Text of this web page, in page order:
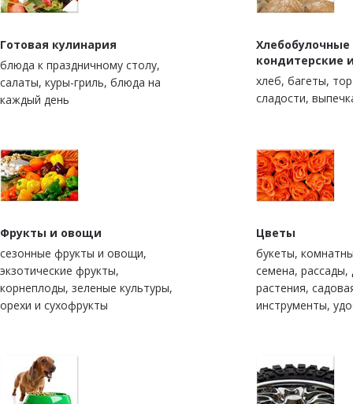
Готовая кулинария
блюда к праздничному столу,
салаты, куры-гриль, блюда на
каждый день
Хлебобулочные
кондитерские
xлеб, багеты,
сладости,
Фрукты и овощи
сезонные фрукты и овощи,
экзотические фрукты,
корнеплоды, зеленые культуры,
орехи и сухофрукты
Цветы
букеты,
семена, рассады,
растения,
инструменты,